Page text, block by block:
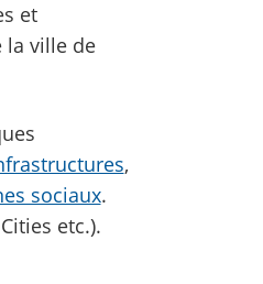
et
la ville de
,
sociaux.
etc.).